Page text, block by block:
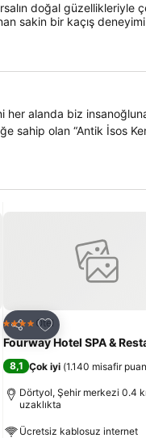
doğal güzellikleriyle
sakin bir kaçış deneyimi
Kenti” üzerine
Paylaş
Favorilerime ekle
4 Yıldız Otel
Fourway Hotel SPA &
8,1 Çok iyi (1.140 misafir
Dörtyol, Şehir merkezi 0.4
uzaklıkta
Ücretsiz kablosuz internet